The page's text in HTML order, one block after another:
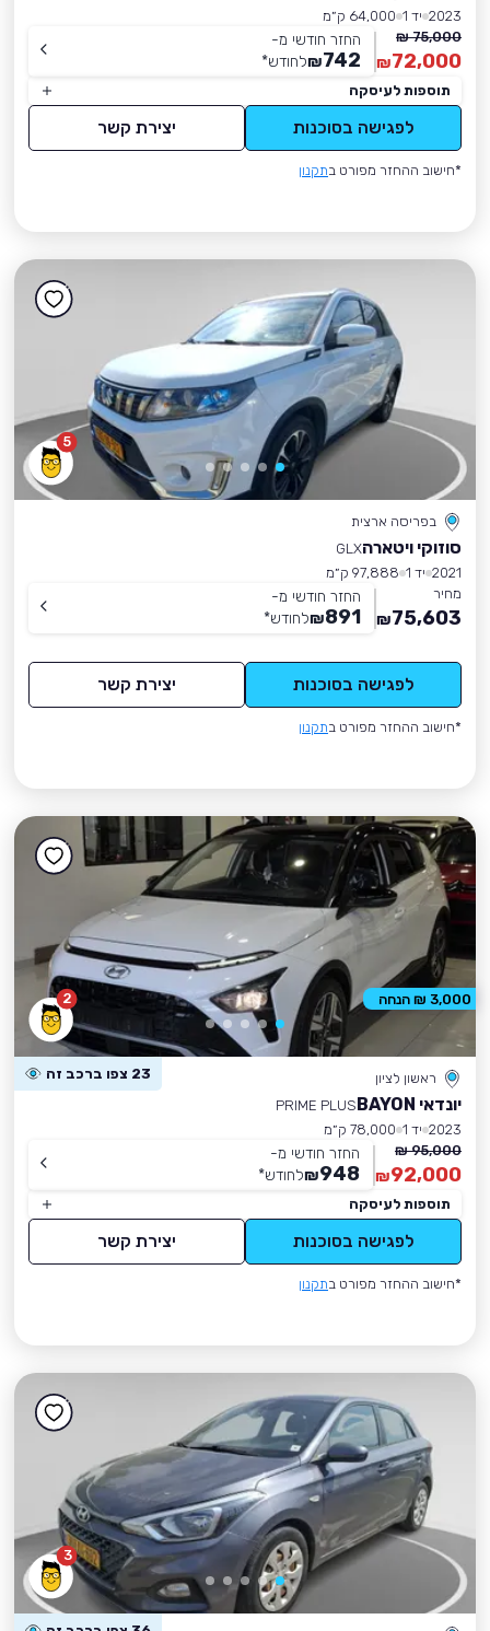
2023 יד 1
64,000 ק״מ
75,000 ₪
72,000
₪
החזר חודשי מ-
742
₪לחודש*
תוספות לעיסקה
לפגישה בסוכנות יצירת קשר
*חישוב ההחזר מפורט בתקנון
5
בפריסה ארצית
סוזוקי ויטארהGLX
2021 יד 1
97,888 ק״מ
מחיר
75,603
₪
החזר חודשי מ-
891
₪לחודש*
לפגישה בסוכנות יצירת קשר
*חישוב ההחזר מפורט בתקנון
2
ראשון לציון 23 צפו ברכב זה
יונדאי BAYON
PRIME PLUS
2023 יד 1
78,000 ק״מ
95,000 ₪
92,000
₪
החזר חודשי מ-
948
₪לחודש*
תוספות לעיסקה
לפגישה בסוכנות יצירת קשר
*חישוב ההחזר מפורט בתקנון
3,000 ₪ הנחה
3